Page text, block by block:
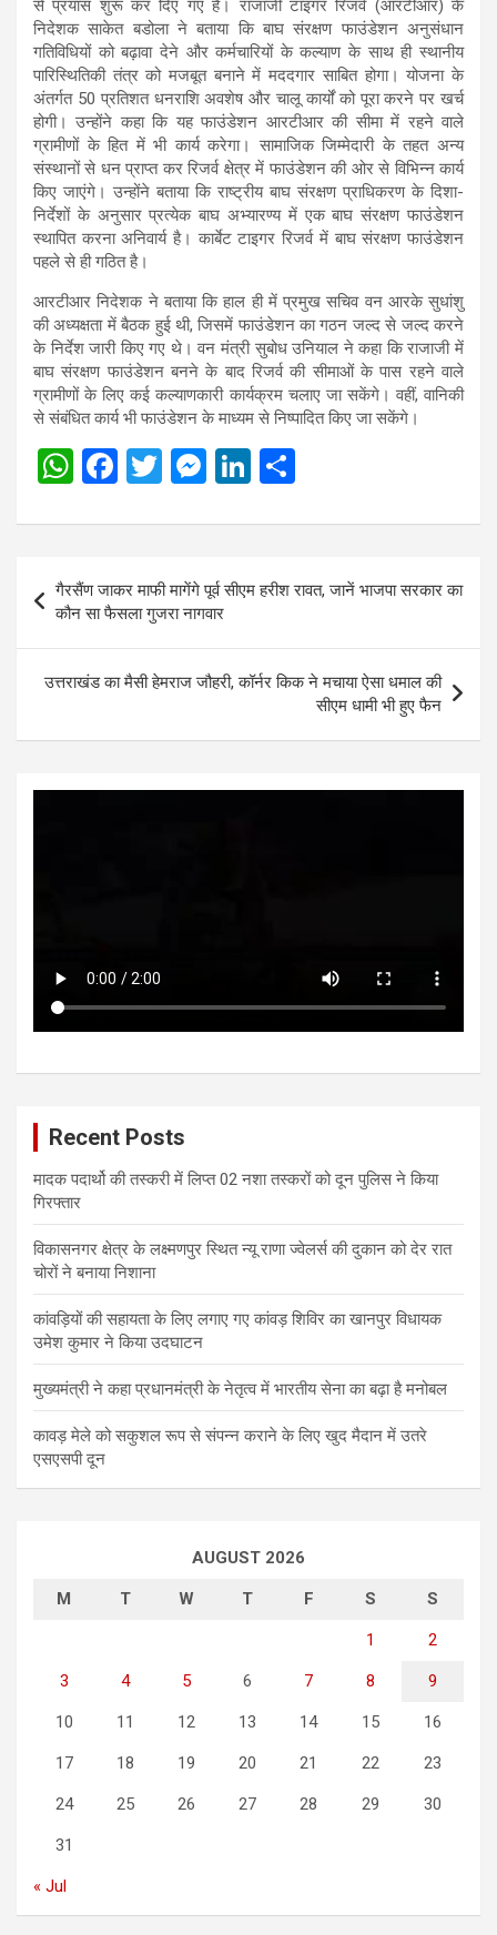
से प्रयास शुरू कर दिए गए हैं। राजाजी टाइगर रिजर्व (आरटीआर) के
निदेशक साकेत बडोला ने बताया कि बाघ संरक्षण फाउंडेशन अनुसंधान
गतिविधियों को बढ़ावा देने और कर्मचारियों के कल्याण के साथ ही स्थानीय
पारिस्थितिकी तंत्र को मजबूत बनाने में मददगार साबित होगा। योजना के
अंतर्गत 50 प्रतिशत धनराशि अवशेष और चालू कार्यों को पूरा करने पर खर्च
होगी। उन्होंने कहा कि यह फाउंडेशन आरटीआर की सीमा में रहने वाले
ग्रामीणों के हित में भी कार्य करेगा। सामाजिक जिम्मेदारी के तहत अन्य
संस्थानों से धन प्राप्त कर रिजर्व क्षेत्र में फाउंडेशन की ओर से विभिन्न कार्य
किए जाएंगे। उन्होंने बताया कि राष्ट्रीय बाघ संरक्षण प्राधिकरण के दिशा-
निर्देशों के अनुसार प्रत्येक बाघ अभ्यारण्य में एक बाघ संरक्षण फाउंडेशन
स्थापित करना अनिवार्य है। कार्बेट टाइगर रिजर्व में बाघ संरक्षण फाउंडेशन
पहले से ही गठित है।
आरटीआर निदेशक ने बताया कि हाल ही में प्रमुख सचिव वन आरके सुधांशु
की अध्यक्षता में बैठक हुई थी, जिसमें फाउंडेशन का गठन जल्द से जल्द करने
के निर्देश जारी किए गए थे। वन मंत्री सुबोध उनियाल ने कहा कि राजाजी में
बाघ संरक्षण फाउंडेशन बनने के बाद रिजर्व की सीमाओं के पास रहने वाले
ग्रामीणों के लिए कई कल्याणकारी कार्यक्रम चलाए जा सकेंगे। वहीं, वानिकी
से संबंधित कार्य भी फाउंडेशन के माध्यम से निष्पादित किए जा सकेंगे।
W
at
s
A
p
p
F
ce
o
o
k
T
tt
er
M
se
n
g
er
Li
ke
dI
n
ar
Post
navigation
गैरसैंण जाकर माफी मागेंगे पूर्व सीएम हरीश रावत, जानें भाजपा सरकार का
कौन सा फैसला गुजरा नागवार
उत्तराखंड का मैसी हेमराज जौहरी, कॉर्नर किक ने मचाया ऐसा धमाल की
सीएम धामी भी हुए फैन
Recent Posts
मादक पदार्थो की तस्करी में लिप्त 02 नशा तस्करों को दून पुलिस ने किया
गिरफ्तार
विकासनगर क्षेत्र के लक्ष्मणपुर स्थित न्यू राणा ज्वेलर्स की दुकान को देर रात
चोरों ने बनाया निशाना
कांवड़ियों की सहायता के लिए लगाए गए कांवड़ शिविर का खानपुर विधायक
उमेश कुमार ने किया उदघाटन
मुख्यमंत्री ने कहा प्रधानमंत्री के नेतृत्व में भारतीय सेना का बढ़ा है मनोबल
कावड़ मेले को सकुशल रूप से संपन्न कराने के लिए खुद मैदान में उतरे
एसएसपी दून
AUGUST 2026
M T W T F S S
1 2
3 4 5 6 7 8 9
10 11 12 13 14 15 16
17 18 19 20 21 22 23
24 25 26 27 28 29 30
31
« Jul